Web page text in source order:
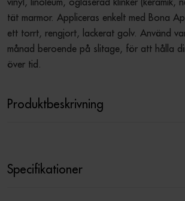
tät marmor. Appliceras enkelt med Bona
ett torrt, rengjort, lackerat golv. Använd
månad beroende på slitage, för att hålla
över tid.
Produktbeskrivning
Specifikationer